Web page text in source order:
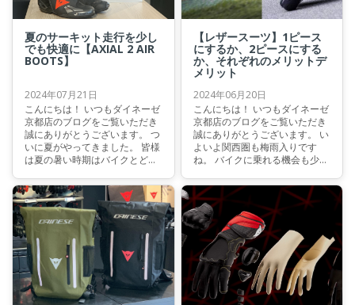
夏のサーキット走行を少し
でも快適に【AXIAL 2 AIR
BOOTS】
2024年07月21日
こんにちは！ いつもダイネーゼ
京都店のブログをご覧いただき
誠にありがとうございます。 つ
いに夏がやってきました。 皆様
は夏の暑い時期はバイクとどの
か？
【レザースーツ】1ピース
にするか、2ピースにする
か、それぞれのメリットデ
メリット
2024年06月20日
こんにちは！ いつもダイネーゼ
京都店のブログをご覧いただき
誠にありがとうございます。 い
よいよ関西圏も梅雨入りです
ね。 バイクに乗れる機会も少し
が、こういう時こそ来たるべき
シーズンに備えてバイクギアを
吟味して選んで揃えていただけ
る絶好の時期だと思います。